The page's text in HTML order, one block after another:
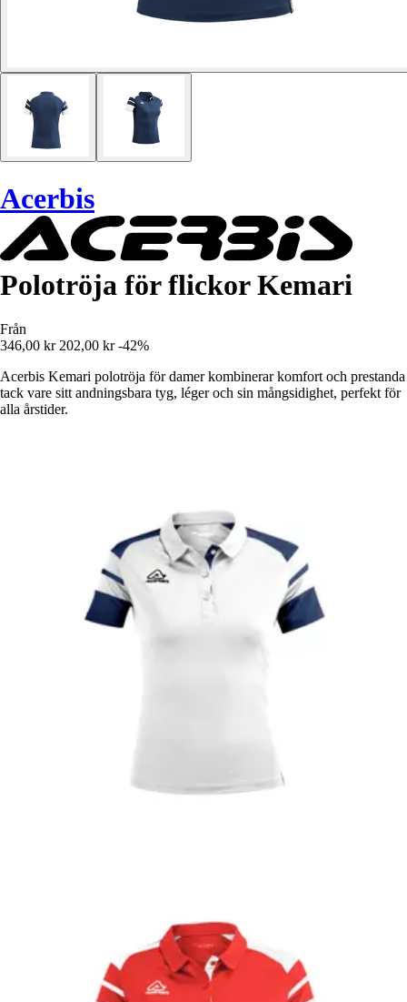
Acerbis
Polotröja för flickor Kemari
Från
346,00 kr 202,00 kr -42%
Acerbis Kemari polotröja för damer kombinerar komfort och prestanda
tack vare sitt andningsbara tyg, léger och sin mångsidighet, perfekt för
alla årstider.